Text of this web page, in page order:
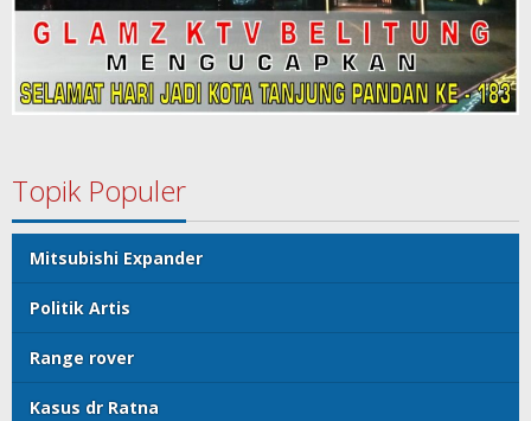
Topik Populer
Mitsubishi Expander
Politik Artis
Range rover
Kasus dr Ratna